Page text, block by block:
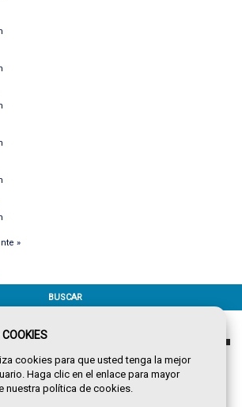
cookies para que usted tenga la mejor
Haga clic en el enlace para mayor
nuestrapolítica de cookies.
»
BUSCAR